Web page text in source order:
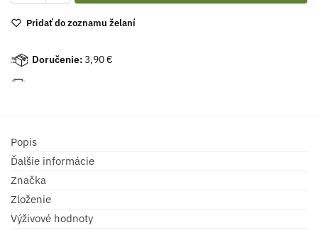
Pridať do zoznamu želaní
Doručenie:3,90 €
Popis
Ďalšie informácie
Značka
Zloženie
Výživové hodnoty